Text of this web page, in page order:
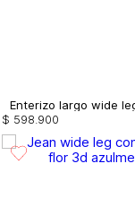
$ 598.900